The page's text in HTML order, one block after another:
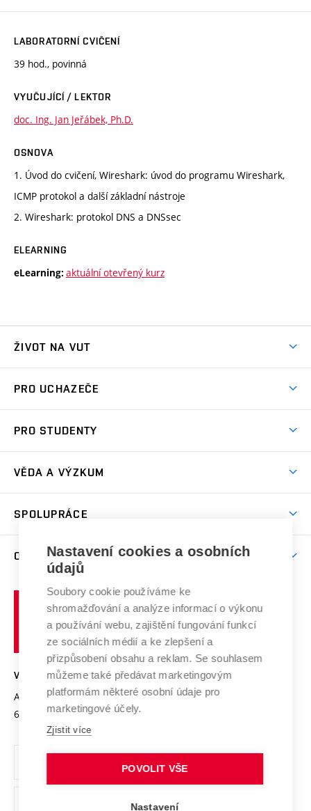
LABORATORNÍ CVIČENÍ
39 hod., povinná
VYUČUJÍCÍ / LEKTOR
doc. Ing. Jan Jeřábek, Ph.D.
OSNOVA
1. Úvod do cvičení, Wireshark: úvod do programu Wireshark,
ICMP protokol a další základní nástroje
2. Wireshark: protokol DNS a DNSsec
ELEARNING
eLearning: aktuální otevřený kurz
ŽIVOT NA VUT
Koleje
Sport na VUT
Brno
PRO UCHAZEČE
Dny otevřených dveří
Celoživotní vzdělávání
E-přihláška
PRO STUDENTY
Harmonogram akademického roku
Závěrečné práce
Doktorské studium
Zpracování osobních údajů studentů
Sociální bezpečí
Studium bez bariér
Podpora podnikání
VĚDA A VÝZKUM
Mezinárodní vědecká rada
Systém zajišťování kvality výzkumu
Výzkumné infrastruktury
Transfer znalostí
Open Science
Projekty
Projekty ze strukturálních fondů
Specifický výzkum
SPOLUPRÁCE
Zahraniční spolupráce
Spolupráce se školami
Služby univerzity
Mezinárodní dohody
Univerzitní sítě
O UNIVERZITĚ
Profil univerzity
Udržitelná univerzita
Podnikavá univerzita / ContriBUTe
Bezpečná univerzita
Vyznamenání
Organizační struktura
Ochrana osobních údajů
učení
technické
VYSOKÉ UČENÍ TECHNICKÉ V BRNĚ
Antonínská 548/1
602 00 Brno
www.vut.cz
vut@vutbr.cz
Nastavení cookies a osobních
údajů
Soubory cookie používáme ke
shromažďování a analýze informací o výkonu
a používání webu, zajištění fungování funkcí
ze sociálních médií a ke zlepšení a
přizpůsobení obsahu a reklam. Se souhlasem
můžeme také předávat marketingovým
platformám některé osobní údaje pro
marketingové účely.
Zjistit více
POVOLIT VŠE
Nastavení